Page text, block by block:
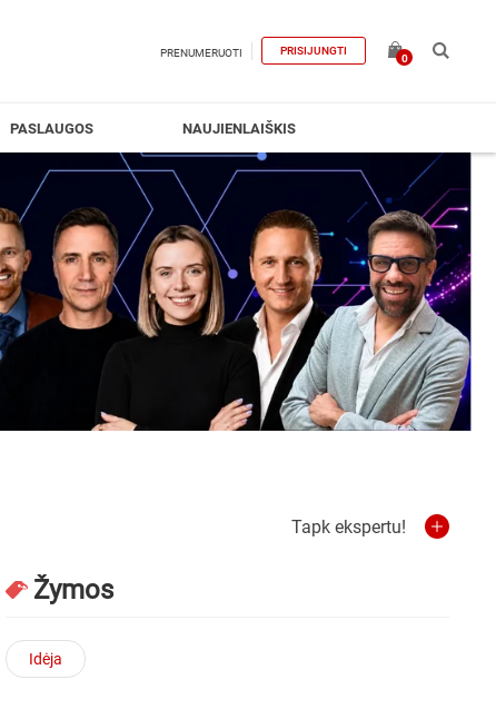
PRENUMERUOTI PRISIJUNGTI
0
PASLAUGOS NAUJIENLAIŠKIS
Tapk ekspertu!
Žymos
Idėja